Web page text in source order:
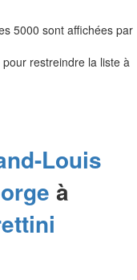
5000 sont affichées par
restreindre la liste à
Louis
à